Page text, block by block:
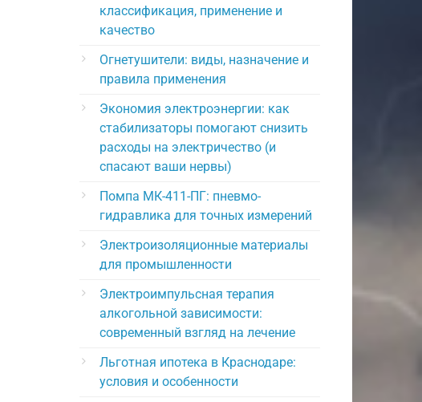
классификация, применение и
качество
Огнетушители: виды, назначение и
правила применения
Экономия электроэнергии: как
стабилизаторы помогают снизить
расходы на электричество (и
спасают ваши нервы)
Помпа МК-411-ПГ: пневмо-
гидравлика для точных измерений
Электроизоляционные материалы
для промышленности
Электроимпульсная терапия
алкогольной зависимости:
современный взгляд на лечение
Льготная ипотека в Краснодаре:
условия и особенности